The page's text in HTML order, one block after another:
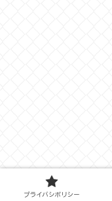
プライバシポリシー